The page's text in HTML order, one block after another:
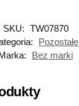
SKU: TW07870
Pozostałe
Bez marki